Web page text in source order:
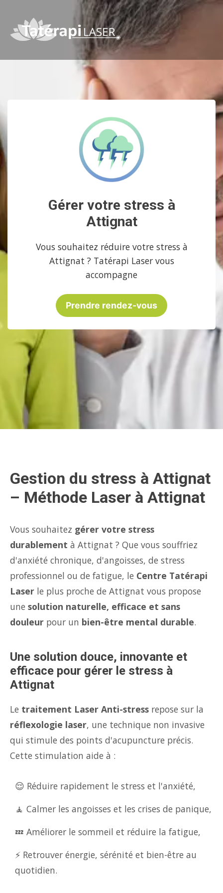
Gérer votre stress à
Attignat
Vous souhaitez réduire votre stress à
Attignat ? Tatérapi Laser vous
accompagne
Prendre rendez-vous
Gestion du stress à Attignat
– Méthode Laser à Attignat
Vous souhaitez gérer votre stress
durablement à Attignat ? Que vous souffriez
d'anxiété chronique, d'angoisses, de stress
professionnel ou de fatigue, le Centre Tatérapi
Laser le plus proche de Attignat vous propose
une solution naturelle, efficace et sans
douleur pour un bien-être mental durable.
Une solution douce, innovante et
efficace pour gérer le stress à
Attignat
Le traitement Laser Anti-stress repose sur la
réflexologie laser, une technique non invasive
qui stimule des points d'acupuncture précis.
Cette stimulation aide à :
😌 Réduire rapidement le stress et l'anxiété,
🧘 Calmer les angoisses et les crises de panique,
💤 Améliorer le sommeil et réduire la fatigue,
⚡ Retrouver énergie, sérénité et bien-être au
quotidien.